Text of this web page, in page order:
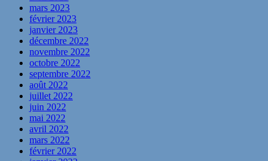
mars 2023
février 2023
janvier 2023
décembre 2022
novembre 2022
octobre 2022
septembre 2022
août 2022
juillet 2022
juin 2022
mai 2022
avril 2022
mars 2022
février 2022